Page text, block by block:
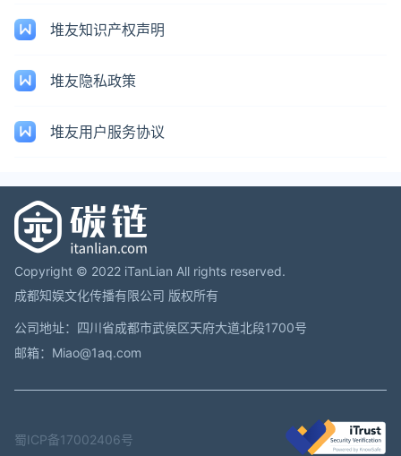
堆友知识产权声明
堆友隐私政策
堆友用户服务协议
Copyright © 2022 iTanLian All rights reserved.
成都知娱文化传播有限公司 版权所有
公司地址：四川省成都市武侯区天府大道北段1700号
邮箱：Miao@1aq.com
蜀ICP备17002406号